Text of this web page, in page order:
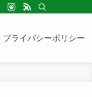
プライバシーポリシー